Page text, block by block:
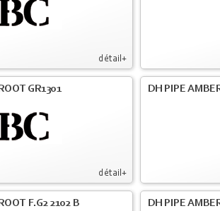
détail+
détail+
GR1301 DH PIPE
F.G2 2102 B DH PIPE